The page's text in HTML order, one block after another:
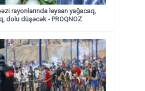
rayonlarında leysan yağacaq,
dolu düşəcək - PROQNOZ